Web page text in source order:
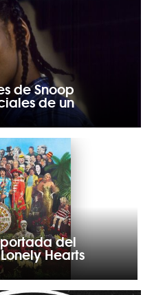
de Snoop
de un
del
Hearts